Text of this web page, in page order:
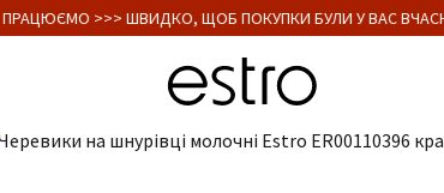
ПРАЦЮЄМО >>> ШВИДКО, ЩОБ ПОКУПКИ БУЛИ У ВАС